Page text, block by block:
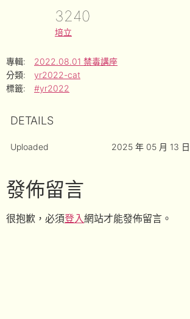
3240
培立
專輯:
2022.08.01 禁毒講座
分類:
yr2022-cat
標籤:
#yr2022
DETAILS
Uploaded 2025 年 05 月 13 日
發佈留言
很抱歉，必須登入網站才能發佈留言。